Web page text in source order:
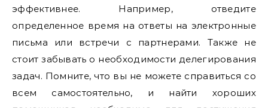
эффективнее. Например, отведите
определенное время на ответы на электронные
письма или встречи с партнерами. Также не
стоит забывать о необходимости делегирования
задач. Помните, что вы не можете справиться со
всем самостоятельно, и найти хороших